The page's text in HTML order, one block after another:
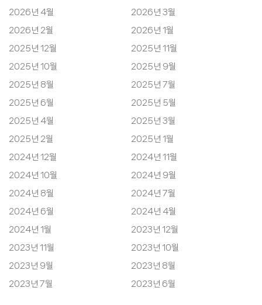
2026년 4월
2026년 3월
2026년 2월
2026년 1월
2025년 12월
2025년 11월
2025년 10월
2025년 9월
2025년 8월
2025년 7월
2025년 6월
2025년 5월
2025년 4월
2025년 3월
2025년 2월
2025년 1월
2024년 12월
2024년 11월
2024년 10월
2024년 9월
2024년 8월
2024년 7월
2024년 6월
2024년 4월
2024년 1월
2023년 12월
2023년 11월
2023년 10월
2023년 9월
2023년 8월
2023년 7월
2023년 6월